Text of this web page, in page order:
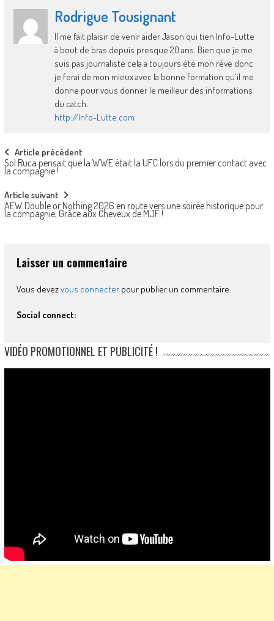
Rodrigue Tousignant
Il me fait plaisir de venir aider Jason qui tien Info-Lutte
à bout de bras depuis presque 20 ans. Bien que je me
suis pas journaliste cela a toujours été mon rêve donc
je ferai de mon mieux avec la bonne formation qu'il me
donne pour vous donner le meilleur des informations
du catch.
http://Info-Lutte.com
Post
navigation
Article précédent
Sol Ruca pensait que la WWE était la UFC lors du premier contact avec
la compagnie !
Article suivant
AEW Double or Nothing 2026 en route vers une soirée historique pour
la compagnie, Grâce aux Cheveux de MJF !
Laisser un commentaire
Vous devezvous connecterpour publier un commentaire.
Social connect:
VIDÉO PROMOTIONNEL ET PUBLICITÉ !